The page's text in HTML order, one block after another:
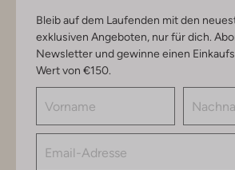
Bleib auf dem Laufenden mit den
exklusiven Angeboten, nur für dich.
Newsletter und gewinne einen
Wert von €150.